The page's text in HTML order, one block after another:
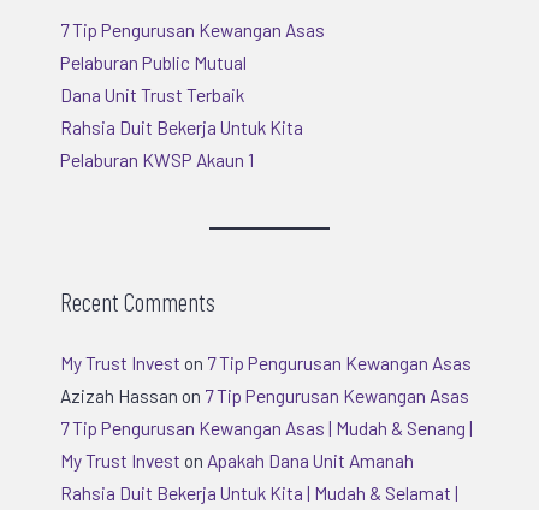
7 Tip Pengurusan Kewangan Asas
Pelaburan Public Mutual
Dana Unit Trust Terbaik
Rahsia Duit Bekerja Untuk Kita
Pelaburan KWSP Akaun 1
Recent Comments
My Trust Invest on 7 Tip Pengurusan Kewangan Asas
Azizah Hassan on 7 Tip Pengurusan Kewangan Asas
7 Tip Pengurusan Kewangan Asas | Mudah & Senang |
My Trust Invest on Apakah Dana Unit Amanah
Rahsia Duit Bekerja Untuk Kita | Mudah & Selamat |